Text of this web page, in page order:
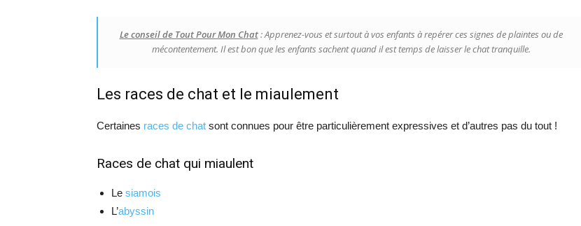
Le conseil de Tout Pour Mon Chat: Apprenez-vous et surtout à vos enfants à repérer ces signes de plaintes ou de
mécontentement. Il est bon que les enfants sachent quand il est temps de laisser le chat tranquille.
Les races de chat et le miaulement
Certaines races de chat sont connues pour être particulièrement expressives et d’autres pas du tout !
Races de chat qui miaulent
Le siamois
L’abyssin